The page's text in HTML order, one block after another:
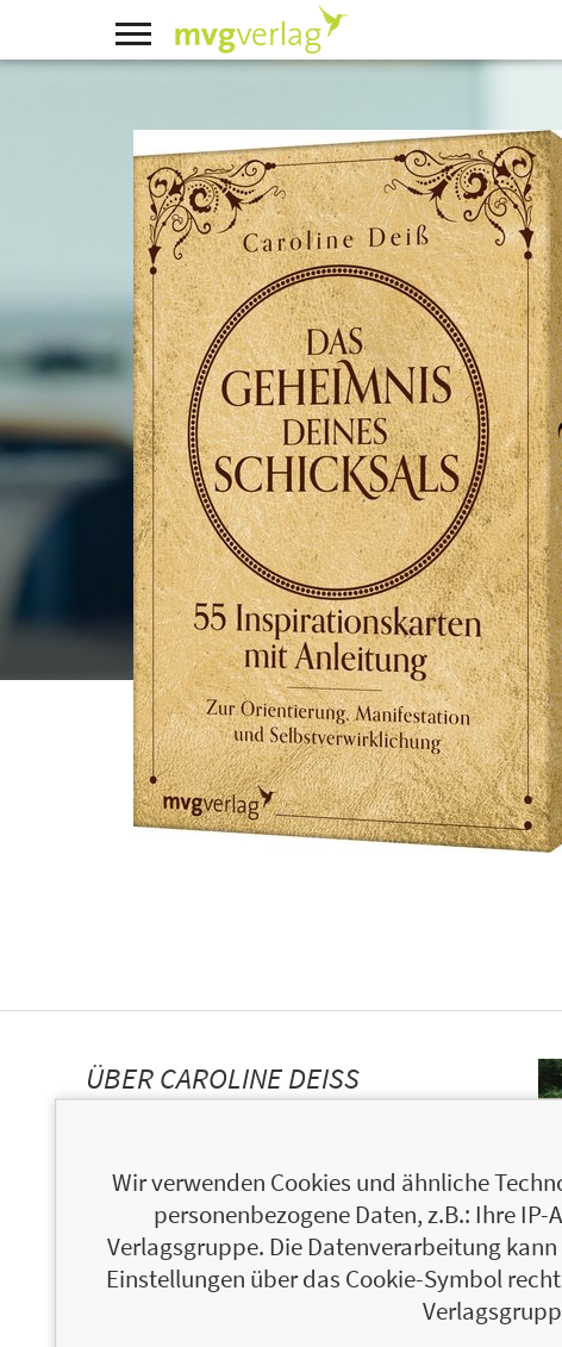
ÜBER CAROLINE DEISS
Wir verwenden Cookies und ähnliche
personenbezogene Daten, z.B.: Ihre
Verlagsgruppe. Die Datenverarbeitung
Einstellungen über das Cookie-Symbol